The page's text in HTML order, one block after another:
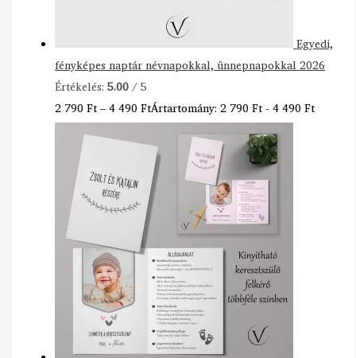
Egyedi,
fényképes naptár névnapokkal, ünnepnapokkal 2026
Értékelés:5.00/ 5
2 790Ft–4 490FtÁrtartomány: 2 790 Ft - 4 490 Ft